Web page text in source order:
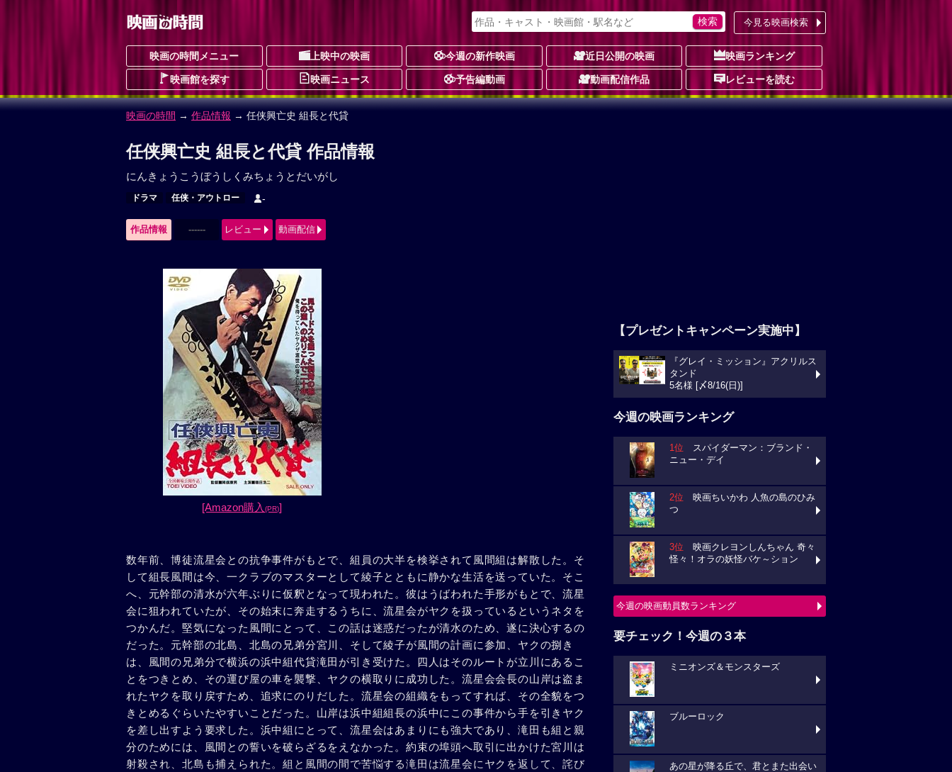
今見る映画検索
映画の時間メニュー 上映中の映画 今週の新作映画 近日公開の映画 映画ランキング
映画館を探す 映画ニュース 予告編動画 動画配信作品 レビューを読む
映画の時間 → 作品情報 → 任侠興亡史 組長と代貸
任侠興亡史 組長と代貸 作品情報
にんきょうこうぼうしくみちょうとだいがし
ドラマ 任侠・アウトロー -
作品情報 ------ レビュー 動画配信
[Amazon購入(PR)]
数年前、博徒流星会との抗争事件がもとで、組員の大半を検挙されて風間組は解散した。そ
して組長風間は今、一クラブのマスターとして綾子とともに静かな生活を送っていた。そこ
へ、元幹部の清水が六年ぶりに仮釈となって現われた。彼はうばわれた手形がもとで、流星
会に狙われていたが、その始末に奔走するうちに、流星会がヤクを扱っているというネタを
つかんだ。堅気になった風間にとって、この話は迷惑だったが清水のため、遂に決心するの
だった。元幹部の北島、北島の兄弟分宮川、そして綾子が風間の計画に参加、ヤクの捌き
は、風間の兄弟分で横浜の浜中組代貸滝田が引き受けた。四人はそのルートが立川にあるこ
とをつきとめ、その運び屋の車を襲撃、ヤクの横取りに成功した。流星会会長の山岸は盗ま
れたヤクを取り戻すため、追求にのりだした。流星会の組織をもってすれば、その全貌をつ
きとめるぐらいたやすいことだった。山岸は浜中組組長の浜中にこの事件から手を引きヤク
を差し出すよう要求した。浜中組にとって、流星会はあまりにも強大であり、滝田も組と親
分のためには、風間との誓いを破らざるをえなかった。約束の埠頭へ取引に出かけた宮川は
射殺され、北島も捕えられた。組と風間の間で苦悩する滝田は流星会にヤクを返して、詫び
【プレゼントキャンペーン実施中】
『グレイ・ミッション』アクリルス
タンド
5名様 [〆8/16(日)]
今週の映画ランキング
1位 スパイダーマン：ブランド・
ニュー・デイ
2位 映画ちいかわ 人魚の島のひみ
つ
3位 映画クレヨンしんちゃん 奇々
怪々！オラの妖怪バケ～ション
今週の映画動員数ランキング
要チェック！今週の３本
ミニオンズ＆モンスターズ
ブルーロック
あの星が降る丘で、君とまた出会い